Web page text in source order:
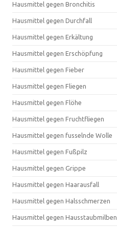
Hausmittel gegen Bronchitis
Hausmittel gegen Durchfall
Hausmittel gegen Erkältung
Hausmittel gegen Erschöpfung
Hausmittel gegen Fieber
Hausmittel gegen Fliegen
Hausmittel gegen Flöhe
Hausmittel gegen Fruchtfliegen
Hausmittel gegen fusselnde Wolle
Hausmittel gegen Fußpilz
Hausmittel gegen Grippe
Hausmittel gegen Haarausfall
Hausmittel gegen Halsschmerzen
Hausmittel gegen Hausstaubmilben